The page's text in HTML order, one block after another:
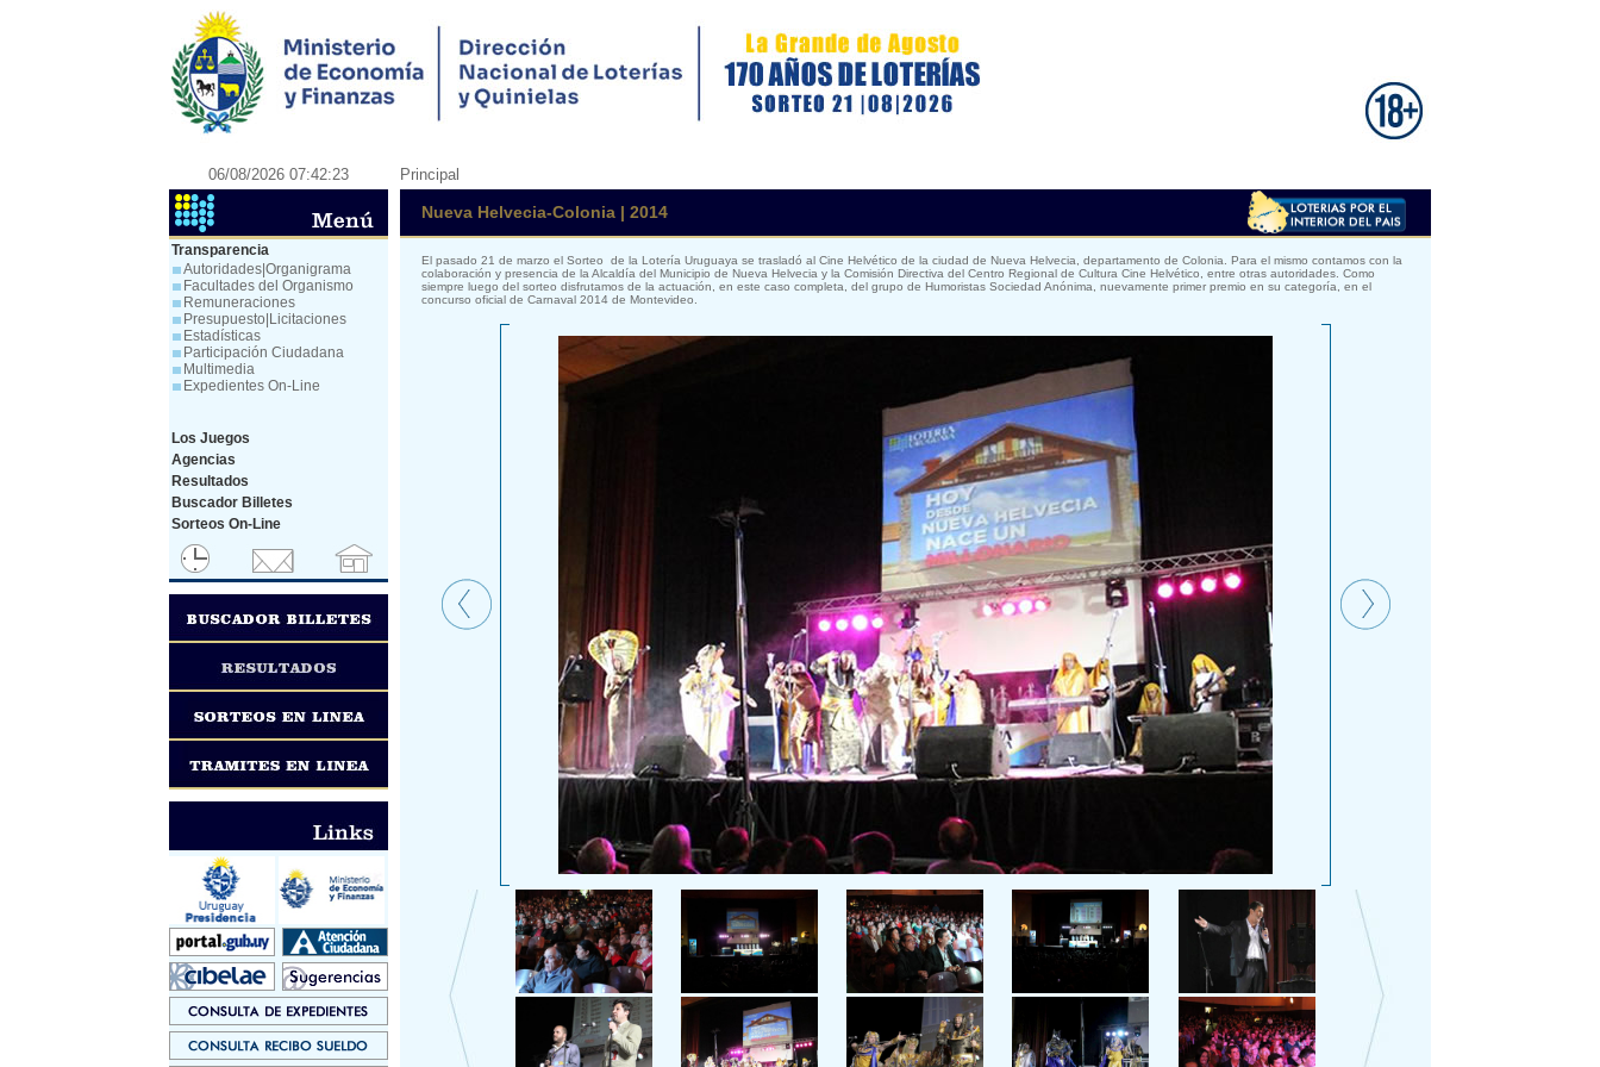
06/08/2026 07:42:23 Principal
Transparencia
Autoridades|Organigrama
Facultades del Organismo
Remuneraciones
Presupuesto|Licitaciones
Estadísticas
Participación Ciudadana
Multimedia
Expedientes On-Line
Los Juegos
Agencias
Resultados
Buscador Billetes
Sorteos On-Line
Nueva Helvecia-Colonia | 2014
El pasado 21 de marzo el Sorteo de la Lotería Uruguaya se trasladó al Cine Helvético de la ciudad de Nueva Helvecia, departamento de Colonia. Para el mismo contamos con la
colaboración y presencia de la Alcaldía del Municipio de Nueva Helvecia y la Comisión Directiva del Centro Regional de Cultura Cine Helvético, entre otras autoridades. Como
siempre luego del sorteo disfrutamos de la actuación, en este caso completa, del grupo de Humoristas Sociedad Anónima, nuevamente primer premio en su categoría, en el
concurso oficial de Carnaval 2014 de Montevideo.